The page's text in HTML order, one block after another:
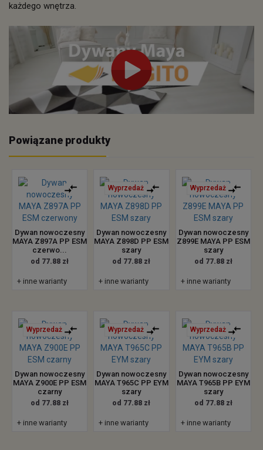
każdego wnętrza.
Powiązane produkty
Dywan nowoczesny
MAYA Z897A PP ESM
czerwo...
od 77.88 zł
+ inne warianty
Wyprzedaż
Dywan nowoczesny
MAYA Z898D PP ESM
szary
od 77.88 zł
+ inne warianty
Wyprzedaż
Dywan nowoczesny
Z899E MAYA PP ESM
szary
od 77.88 zł
+ inne warianty
Wyprzedaż
Dywan nowoczesny
MAYA Z900E PP ESM
czarny
od 77.88 zł
+ inne warianty
Wyprzedaż
Dywan nowoczesny
MAYA T965C PP EYM
szary
od 77.88 zł
+ inne warianty
Wyprzedaż
Dywan nowoczesny
MAYA T965B PP EYM
szary
od 77.88 zł
+ inne warianty